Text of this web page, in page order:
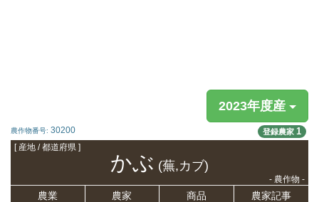
2023年度産
農作物番号: 30200 登録農家 1
[ 産地 / 都道府県 ]
かぶ (蕪,カブ)
- 農作物 -
農業 農家 商品
農家記事